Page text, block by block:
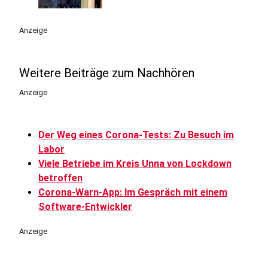
Anzeige
Weitere Beiträge zum Nachhören
Anzeige
Der Weg eines Corona-Tests: Zu Besuch im
Labor
Viele Betriebe im Kreis Unna von Lockdown
betroffen
Corona-Warn-App: Im Gespräch mit einem
Software-Entwickler
Anzeige